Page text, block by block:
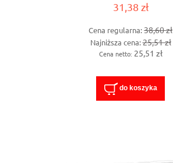
31,38 zł
Cena regularna:38,60 zł
Najniższa cena:25,51 zł
Cena netto: 25,51 zł
do koszyka